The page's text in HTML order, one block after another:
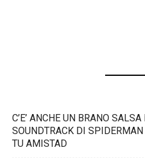
C’E’ ANCHE UN BRANO
SOUNDTRACK DI
TU AMISTAD